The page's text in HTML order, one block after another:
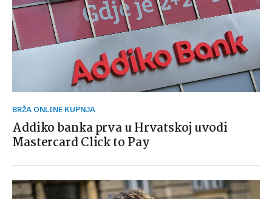
BRŽA ONLINE KUPNJA
Addiko banka prva u Hrvatskoj uvodi
Mastercard Click to Pay